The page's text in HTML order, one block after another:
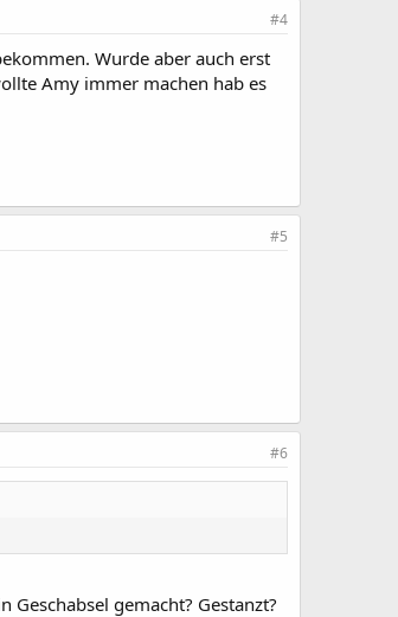
#4
Wurde aber auch erst
Amy immer machen hab es
#5
#6
gemacht? Gestanzt?